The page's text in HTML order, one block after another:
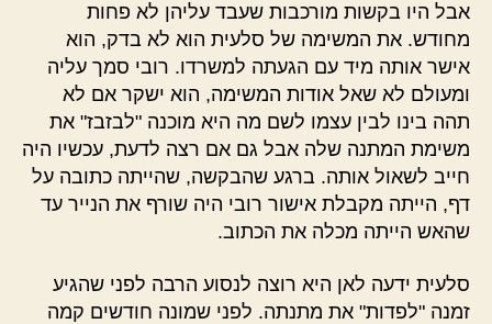
אבל היו בקשות מורכבות שעבד עליהן לא פחות
מחודש. את המשימה של סלעית הוא לא בדק, הוא
אישר אותה מיד עם הגעתה למשרדו. רובי סמך עליה
ומעולם לא שאל אודות המשימה, הוא ישקר אם לא
תהה בינו לבין עצמו לשם מה היא מוכנה "לבזבז" את
משימת המתנה שלה אבל גם אם רצה לדעת, עכשיו היה
חייב לשאול אותה. ברגע שהבקשה, שהייתה כתובה על
דף, הייתה מקבלת אישור רובי היה שורף את הנייר עד
שהאש הייתה מכלה את הכתוב.
סלעית ידעה לאן היא רוצה לנסוע הרבה לפני שהגיע
זמנה "לפדות" את מתנתה. לפני שמונה חודשים קמה